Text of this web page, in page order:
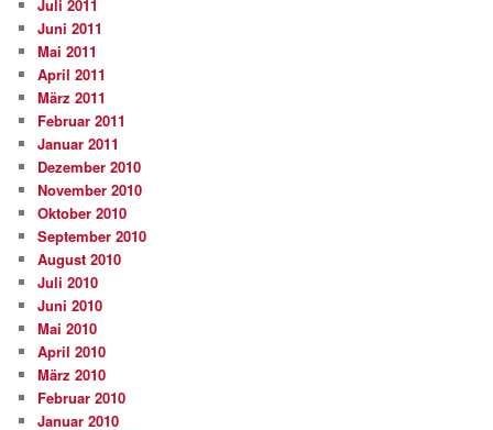
Juli 2011
Juni 2011
Mai 2011
April 2011
März 2011
Februar 2011
Januar 2011
Dezember 2010
November 2010
Oktober 2010
September 2010
August 2010
Juli 2010
Juni 2010
Mai 2010
April 2010
März 2010
Februar 2010
Januar 2010